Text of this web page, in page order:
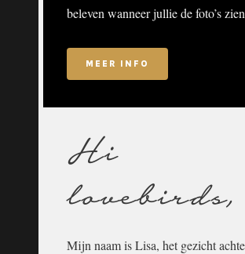
beleven wanneerjulliede foto’s
MEER INFO
Hi
lovebirds,
Mijn naam is Lisa, het gezicht